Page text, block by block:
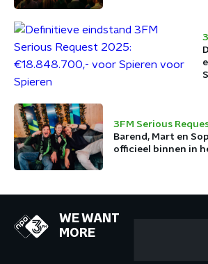
3FM Serious
Barend, Mart en
officieel binnen in
WE WANT
MORE